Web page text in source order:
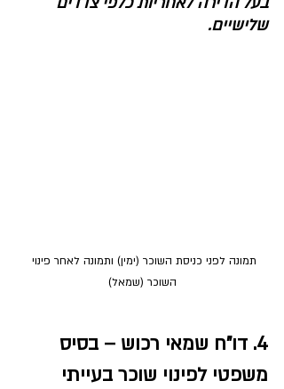
שלישיים.
תמונה לפני כניסת השוכר (ימין) ותמונה לאחר פינוי
השוכר (שמאל)
4. דו"ח שמאי רכוש – בסיס
משפטי לפינוי שוכר בעייתי